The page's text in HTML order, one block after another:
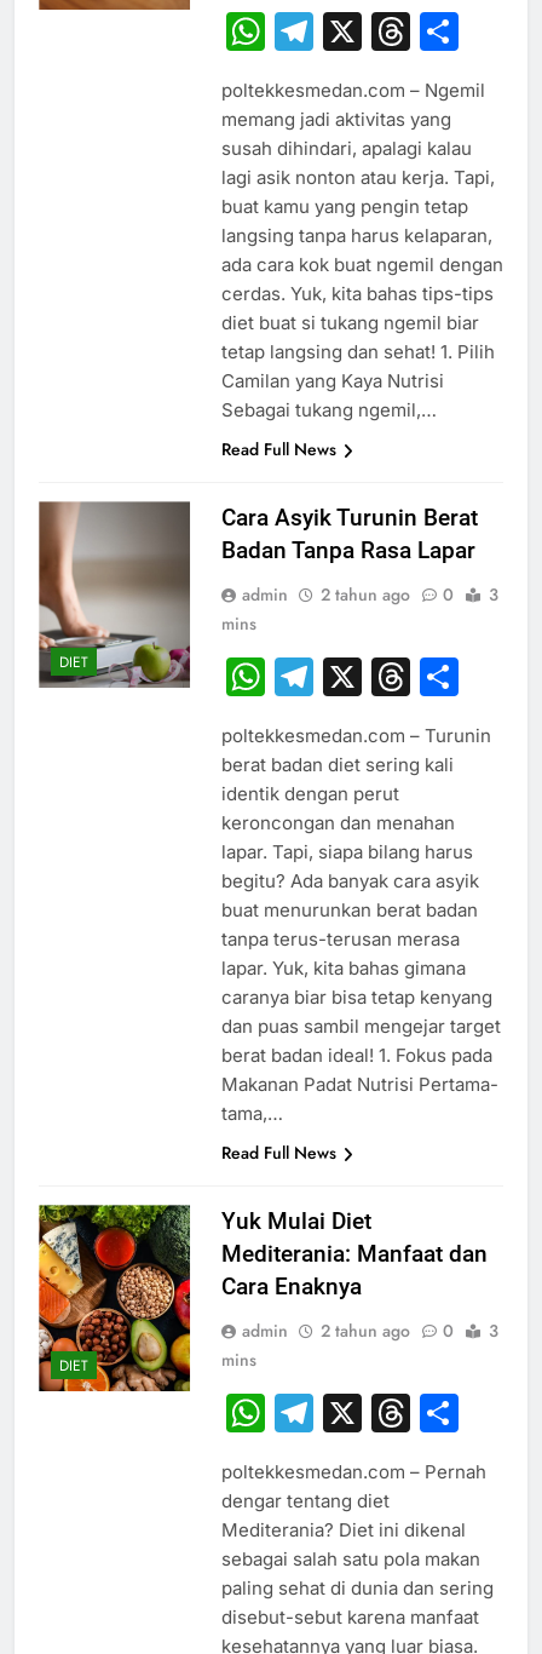
WhatsApp
Telegram
X
poltekkesmedan.com – Ngemil
memang jadi aktivitas yang
susah dihindari, apalagi kalau
lagi asik nonton atau kerja. Tapi,
buat kamu yang pengin tetap
langsing tanpa harus kelaparan,
ada cara kok buat ngemil dengan
cerdas. Yuk, kita bahas tips-tips
diet buat si tukang ngemil biar
tetap langsing dan sehat! 1. Pilih
Camilan yang Kaya Nutrisi
Sebagai tukang ngemil,…
Read Full News
DIET
Cara Asyik Turunin Berat
Badan Tanpa Rasa Lapar
admin 2 tahun ago 0
3
mins
WhatsApp
Telegram
X
poltekkesmedan.com – Turunin
berat badan diet sering kali
identik dengan perut
keroncongan dan menahan
lapar. Tapi, siapa bilang harus
begitu? Ada banyak cara asyik
buat menurunkan berat badan
tanpa terus-terusan merasa
lapar. Yuk, kita bahas gimana
caranya biar bisa tetap kenyang
dan puas sambil mengejar target
berat badan ideal! 1. Fokus pada
Makanan Padat Nutrisi Pertama-
tama,…
Read Full News
DIET
Yuk Mulai Diet
Mediterania: Manfaat dan
Cara Enaknya
admin 2 tahun ago 0
3
mins
WhatsApp
Telegram
X
poltekkesmedan.com – Pernah
dengar tentang diet
Mediterania? Diet ini dikenal
sebagai salah satu pola makan
paling sehat di dunia dan sering
disebut-sebut karena manfaat
kesehatannya yang luar biasa.